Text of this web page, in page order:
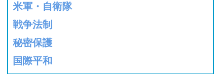
米軍・自衛隊
戦争法制
秘密保護
国際平和